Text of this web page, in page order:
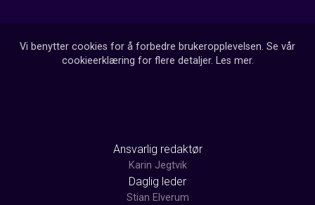
Vi benytter cookies for å forbedre brukeropplevelsen. Se vår
cookieerklæring for flere detaljer. Les mer.
Ansvarlig redaktør
Karin Jegtvik
Daglig leder
Stian Elverum